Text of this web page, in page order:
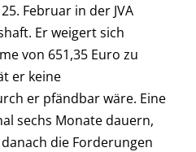
Februar in der JVA
Er weigert sich
von 651,35 Euro zu
er keine
er pfändbar wäre. Eine
sechs Monate dauern,
die Forderungen